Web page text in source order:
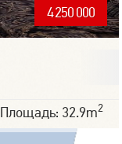
4 250 000
Площадь: 32.9m2